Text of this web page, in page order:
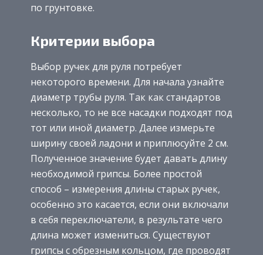
по грунтовке.
Критерии выбора
Выбор ручек для руля потребует
некоторого времени. Для начала узнайте
диаметр трубы руля. Так как стандартов
несколько, то не все насадки подходят под
тот или иной диаметр. Далее измерьте
ширину своей ладони и приплюсуйте 2 см.
Полученное значение будет давать длину
необходимой грипсы. Более простой
способ – измерения длины старых ручек,
особенно это касается, если они включали
в себя переключатели, в результате чего
длина может измениться. Существуют
грипсы с обрезным кольцом, где проводят